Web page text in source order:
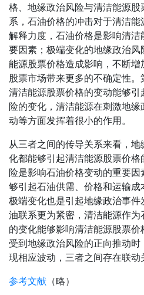
格、地缘政治风险与清洁能源
系，石油价格的冲击对于清洁
解释力度，石油价格是影响清
要因素；极端变化的地缘政治
能源股票价格造成影响，不断
股票市场带来更多的不确定性
清洁能源股票价格的变动能够
险的变化，清洁能源在刺激地
动等方面发挥着很小的作用。
从三者之间的传导关系来看，
化都能够引起清洁能源股票价
险是影响石油价格变动的重要
够引起石油供需、价格和运输
极端变化也是引起地缘政治事
油联系更为紧密，清洁能源作
的变化能够影响清洁能源股票
受到地缘政治风险的正向推动
现相应波动，三者之间存在联动
参考文献 （略）